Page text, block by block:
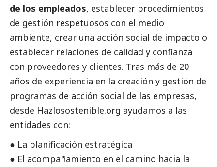
de los empleados, establecer procedimientos
de gestión respetuosos con el medio
ambiente, crear una acción social de impacto o
establecer relaciones de calidad y confianza
con proveedores y clientes. Tras más de 20
años de experiencia en la creación y gestión de
programas de acción social de las empresas,
desde Hazlosostenible.org ayudamos a las
entidades con:
● La planificación estratégica
● El acompañamiento en el camino hacia la